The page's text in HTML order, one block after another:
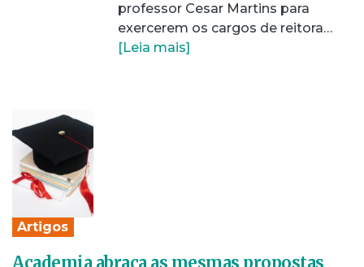
professor Cesar Martins para
exercerem os cargos de reitora…
[Leia mais]
Artigos
Academia abraça as mesmas propostas